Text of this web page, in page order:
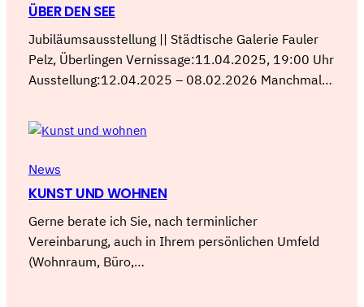
ÜBER DEN SEE
Jubiläumsausstellung || Städtische Galerie Fauler
Pelz, Überlingen Vernissage:11.04.2025, 19:00 Uhr
Ausstellung:12.04.2025 – 08.02.2026 Manchmal…
News
KUNST UND WOHNEN
Gerne berate ich Sie, nach terminlicher
Vereinbarung, auch in Ihrem persönlichen Umfeld
(Wohnraum, Büro,…